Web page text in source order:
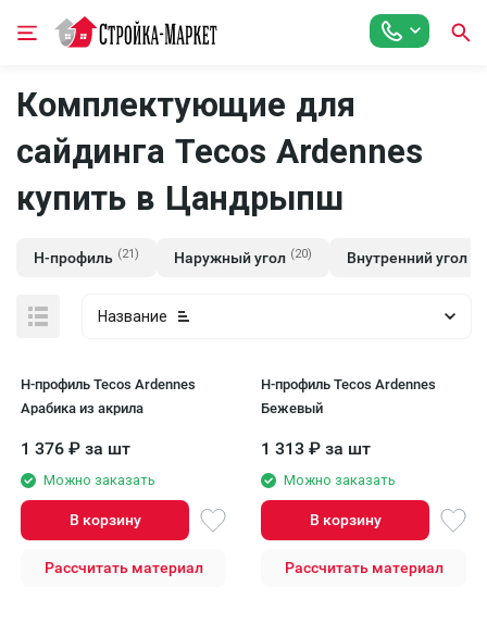
Комплектующие для
сайдинга Tecos Ardennes
купить в Цандрыпш
Н-профиль (21) Наружный угол (20) Внутренний угол
Название
H-профиль Tecos Ardennes
Арабика из акрила
1 376 ₽ за шт
Можно заказать
В корзину
Рассчитать материал
H-профиль Tecos Ardennes
Бежевый
1 313 ₽ за шт
Можно заказать
В корзину
Рассчитать материал